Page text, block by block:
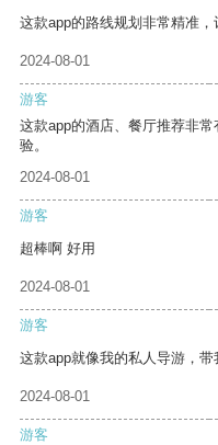
这款app的路线规划非常精准，
2024-08-01
游客
这款app的酒店、餐厅推荐非
验。
2024-08-01
游客
超棒啊 好用
2024-08-01
游客
这款app就像我的私人导游，带
2024-08-01
游客